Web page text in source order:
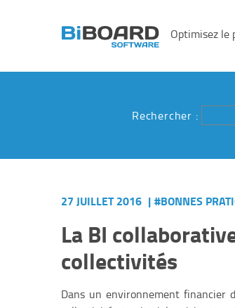
Optimisez le
Rechercher :
27 JUILLET 2016 | #BONNES
La BI
collectivités
Dans un environnement financier